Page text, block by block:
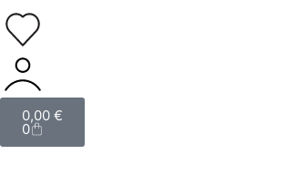
0,00 €
0